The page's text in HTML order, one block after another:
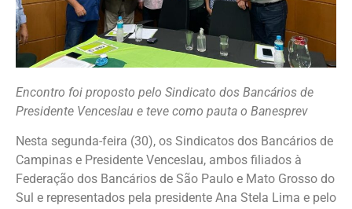
Encontro foi proposto pelo Sindicato dos Bancários de
Presidente Venceslau e teve como pauta o Banesprev
Nesta segunda-feira (30), os Sindicatos dos Bancários de
Campinas e Presidente Venceslau, ambos filiados à
Federação dos Bancários de São Paulo e Mato Grosso do
Sul e representados pela presidente Ana Stela Lima e pelo